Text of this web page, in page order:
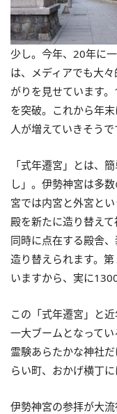
少し。今年、20年に
は、メディアでも大
がりを見せています
を突破。これから年
人が増えていきそうで
「式年遷宮」とは、
し」。伊勢神宮は多
宮では内宮と外宮と
殿を新たに造り替えて
同時に点在する殿舎
造り替えられます。
いますから、実に
この「式年遷宮」と近
一大ブームとなって
霊験あらたかな神社
らい町、おかげ横丁
伊勢神宮の参拝が大